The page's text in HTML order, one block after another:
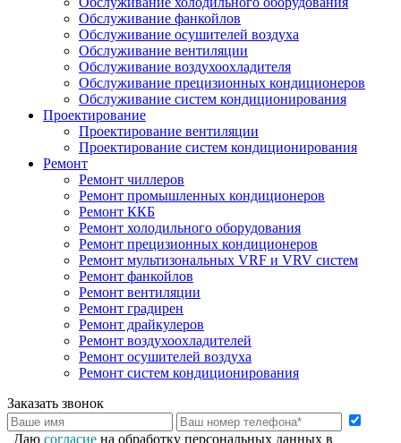
Обслуживание фанкойлов
Обслуживание осушителей воздуха
Обслуживание вентиляции
Обслуживание воздухоохладителя
Обслуживание прецизионных кондиционеров
Обслуживание систем кондиционирования
Проектирование
Проектирование вентиляции
Проектирование систем кондиционирования
Ремонт
Ремонт чиллеров
Ремонт промышленных кондиционеров
Ремонт ККБ
Ремонт холодильного оборудования
Ремонт прецизионных кондиционеров
Ремонт мультизональных VRF и VRV систем
Ремонт фанкойлов
Ремонт вентиляции
Ремонт градирен
Ремонт драйкулеров
Ремонт воздухоохладителей
Ремонт осушителей воздуха
Ремонт систем кондиционирования
Заказать звонок
Даю согласие на обработку персональных данных в